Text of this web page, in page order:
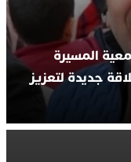
المسيرة
جديدة لتعزيز